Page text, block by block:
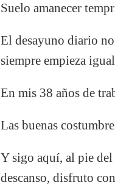
Suelo amanecer
El desayuno diario
siempre empieza
En mis 38 años de
Las buenas
Y sigo aquí, al pie del
descanso, disfruto